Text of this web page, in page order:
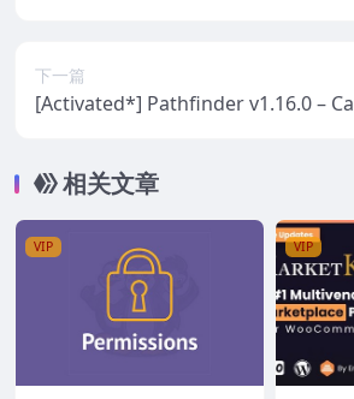
下一篇
[Activated*] Pathfinder v1.16.0 –
相关文章
VIP VIP